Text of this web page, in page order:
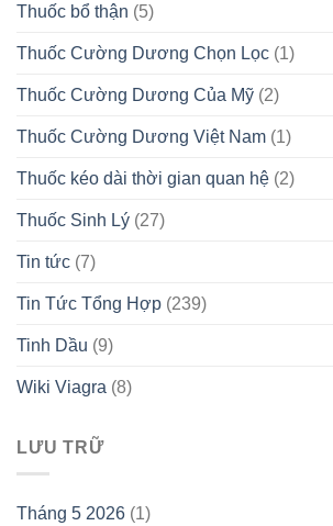
Thuốc bổ thận (5)
Thuốc Cường Dương Chọn Lọc (1)
Thuốc Cường Dương Của Mỹ (2)
Thuốc Cường Dương Việt Nam (1)
Thuốc kéo dài thời gian quan hệ (2)
Thuốc Sinh Lý (27)
Tin tức (7)
Tin Tức Tổng Hợp (239)
Tinh Dầu (9)
Wiki Viagra (8)
LƯU TRỮ
Tháng 5 2026 (1)